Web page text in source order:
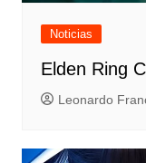
Noticias
Elden Ring
Leonardo